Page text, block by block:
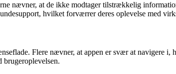
nævner, at de ikke modtager tilstrækkelig
hvilket forværrer deres oplevelse med
Flere nævner, at appen er svær at navigere
brugeroplevelsen.